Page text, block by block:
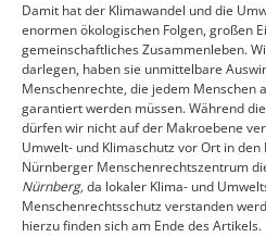
Damit hat der Klimawandel und die
enormen ökologischen Folgen, großen
gemeinschaftliches Zusammenleben.
darlegen, haben sie unmittelbare
Menschenrechte, die jedem Menschen
garantiert werden müssen. Während
dürfen wir nicht auf der Makroebene
Umwelt- und Klimaschutz vor Ort in
Nürnberger Menschenrechtszentrum
Nürnberg,da lokaler Klima- und
Menschenrechtsschutz verstanden
hierzu finden sich am Ende des Artikels.